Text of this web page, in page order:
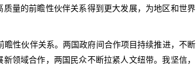
量的前瞻性伙伴关系得到更大发展，为地区和世界
性伙伴关系。两国政府间合作项目持续推进，不断
领域合作，两国民众不断拉紧人文纽带。我坚信，